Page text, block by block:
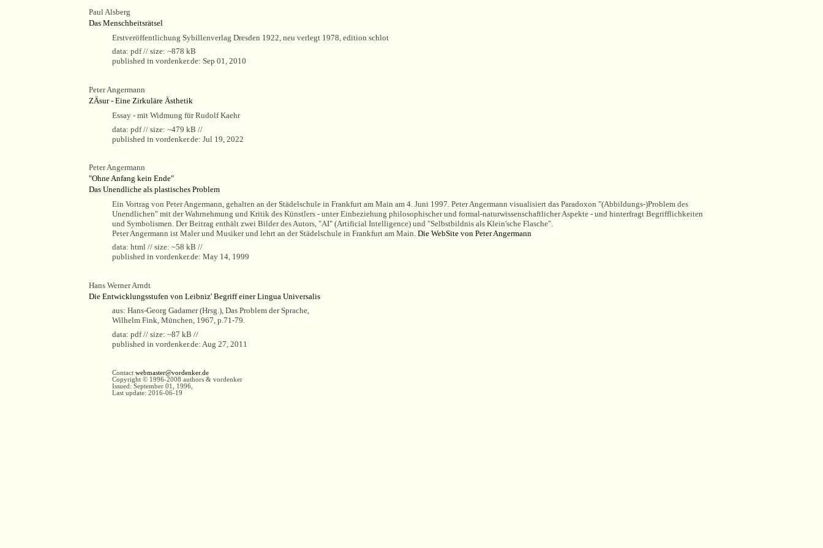
Paul Alsberg
Das Menschheitsrätsel
Erstveröffentlichung Sybillenverlag Dresden 1922, neu verlegt 1978, edition schlot
data: pdf // size: ~878 kB
published in vordenker.de: Sep 01, 2010
Peter Angermann
ZÄsur - Eine Zirkuläre Ästhetik
Essay - mit Widmung für Rudolf Kaehr
data: pdf // size: ~479 kB //
published in vordenker.de: Jul 19, 2022
Peter Angermann
"Ohne Anfang kein Ende"
Das Unendliche als plastisches Problem
Ein Vortrag von Peter Angermann, gehalten an der Städelschule in Frankfurt am Main am 4. Juni 1997. Peter Angermann visualisiert das Paradoxon "(Abbildungs-)Problem des
Unendlichen" mit der Wahrnehmung und Kritik des Künstlers - unter Einbeziehung philosophischer und formal-naturwissenschaftlicher Aspekte - und hinterfragt Begrifflichkeiten
und Symbolismen. Der Beitrag enthält zwei Bilder des Autors, "AI" (Artificial Intelligence) und "Selbstbildnis als Klein'sche Flasche".
Peter Angermann ist Maler und Musiker und lehrt an der Städelschule in Frankfurt am Main. Die WebSite von Peter Angermann
data: html // size: ~58 kB //
published in vordenker.de: May 14, 1999
Hans Werner Arndt
Die Entwicklungsstufen von Leibniz' Begriff einer Lingua Universalis
aus: Hans-Georg Gadamer (Hrsg.), Das Problem der Sprache,
Wilhelm Fink, München, 1967, p.71-79.
data: pdf // size: ~87 kB //
published in vordenker.de: Aug 27, 2011
Contact webmaster@vordenker.de
Copyright © 1996-2008 authors & vordenker
Issued: September 01, 1996,
Last update: 2016-06-19